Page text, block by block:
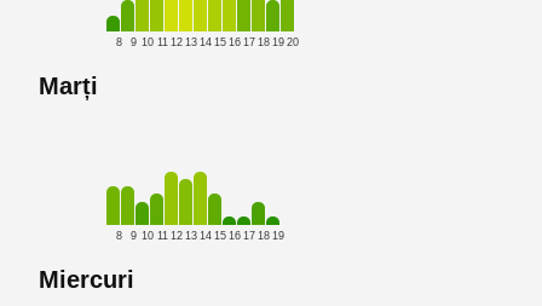
8 9 10 11 12 13 14 15 16 17 18 19 20
Marți
8 9 10 11 12 13 14 15 16 17 18 19
Miercuri